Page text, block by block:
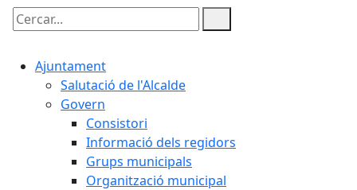
Cercar:
Ajuntament
Salutació de l'Alcalde
Govern
Consistori
Informació dels regidors
Grups municipals
Organització municipal